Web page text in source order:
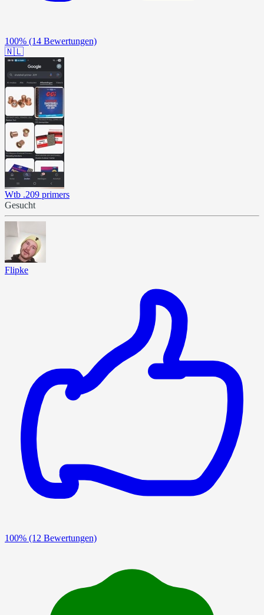
100% (14 Bewertungen)
🇳🇱
Wtb .209 primers
Gesucht
Flipke
100% (12 Bewertungen)